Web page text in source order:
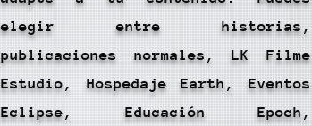
elegir entre historias,
publicaciones normales, LK Filme
Estudio, Hospedaje Earth, Eventos
Eclipse, Educación Epoch,